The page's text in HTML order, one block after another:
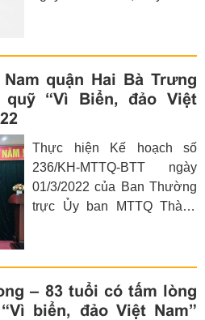
triển khai Công văn phát
động ủng hộ quỹ “Vì biển,
đảo Việt Nam” năm 2022.
quận Hai Bà Trưng
“Vì Biển, đảo Việt
Thực hiện Kế hoạch số
236/KH-MTTQ-BTT ngày
01/3/2022 của Ban Thường
trực Ủy ban MTTQ Thành
đảo Việt Nam” năm 2022.
– 83 tuổi có tấm lòng
biển, đảo Việt Nam”